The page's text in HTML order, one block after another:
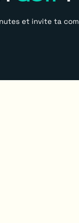
et invite ta